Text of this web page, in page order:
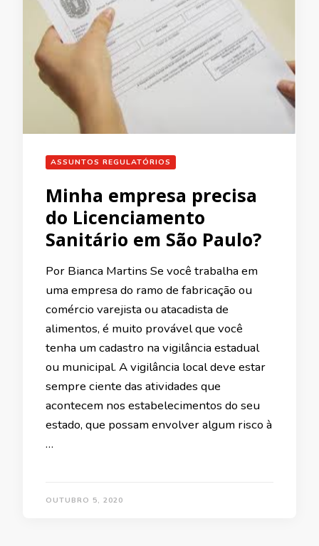
ASSUNTOS REGULATÓRIOS
Minha empresa precisa
do Licenciamento
Sanitário em São Paulo?
Por Bianca Martins Se você trabalha em
uma empresa do ramo de fabricação ou
comércio varejista ou atacadista de
alimentos, é muito provável que você
tenha um cadastro na vigilância estadual
ou municipal. A vigilância local deve estar
sempre ciente das atividades que
acontecem nos estabelecimentos do seu
estado, que possam envolver algum risco à
…
OUTUBRO 5, 2020